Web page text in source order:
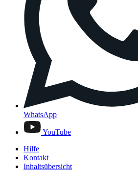
WhatsApp
YouTube
Hilfe
Kontakt
Inhaltsübersicht